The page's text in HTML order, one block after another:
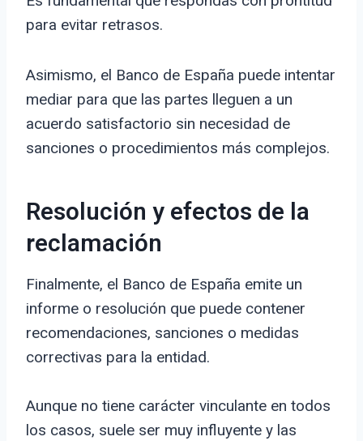
para evitar retrasos.
Asimismo, el Banco de España puede intentar
mediar para que las partes lleguen a un
acuerdo satisfactorio sin necesidad de
sanciones o procedimientos más complejos.
Resolución y efectos de la
reclamación
Finalmente, el Banco de España emite un
informe o resolución que puede contener
recomendaciones, sanciones o medidas
correctivas para la entidad.
Aunque no tiene carácter vinculante en todos
los casos, suele ser muy influyente y las